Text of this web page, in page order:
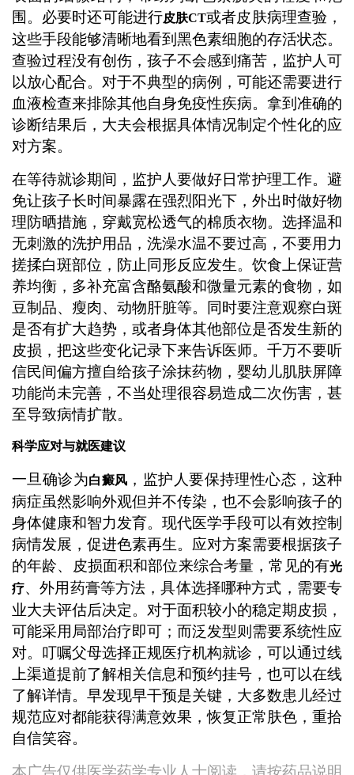
围。必要时还可能进行皮肤CT或者皮肤病理查验，
这些手段能够清晰地看到黑色素细胞的存活状态。
查验过程没有创伤，孩子不会感到痛苦，监护人可
以放心配合。对于不典型的病例，可能还需要进行
血液检查来排除其他自身免疫性疾病。拿到准确的
诊断结果后，大夫会根据具体情况制定个性化的应
对方案。
在等待就诊期间，监护人要做好日常护理工作。避
免让孩子长时间暴露在强烈阳光下，外出时做好物
理防晒措施，穿戴宽松透气的棉质衣物。选择温和
无刺激的洗护用品，洗澡水温不要过高，不要用力
搓揉白斑部位，防止同形反应发生。饮食上保证营
养均衡，多补充富含酪氨酸和微量元素的食物，如
豆制品、瘦肉、动物肝脏等。同时要注意观察白斑
是否有扩大趋势，或者身体其他部位是否发生新的
皮损，把这些变化记录下来告诉医师。千万不要听
信民间偏方擅自给孩子涂抹药物，婴幼儿肌肤屏障
功能尚未完善，不当处理很容易造成二次伤害，甚
至导致病情扩散。
科学应对与就医建议
一旦确诊为白癜风 ，监护人要保持理性心态，这种
病症虽然影响外观但并不传染，也不会影响孩子的
身体健康和智力发育。现代医学手段可以有效控制
病情发展，促进色素再生。应对方案需要根据孩子
的年龄、皮损面积和部位来综合考量，常见的有光
疗、外用药膏等方法，具体选择哪种方式，需要专
业大夫评估后决定。对于面积较小的稳定期皮损，
可能采用局部治疗即可；而泛发型则需要系统性应
对。叮嘱父母选择正规医疗机构就诊，可以通过线
上渠道提前了解相关信息和预约挂号，也可以在线
了解详情。早发现早干预是关键，大多数患儿经过
规范应对都能获得满意效果，恢复正常肤色，重拾
自信笑容。
本广告仅供医学药学专业人士阅读，请按药品说明